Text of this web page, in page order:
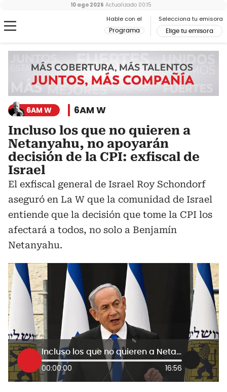
Hable con el
Programa
Selecciona tu emisora
Elige tu emisora
10 ago 2026 Actualizado 00:15
6AM W 6AM W
Incluso los que no quieren a
Netanyahu, no apoyarán
decisión de la CPI: exfiscal de
Israel
El exfiscal general de Israel Roy Schondorf
aseguró en La W que la comunidad de Israel
entiende que la decisión que tome la CPI los
afectará a todos, no solo a Benjamín
Netanyahu.
Incluso los que no quieren a Netanyahu, no apoyarán decisión de la CPI: exfiscal de Israel
00:00:00 16:56